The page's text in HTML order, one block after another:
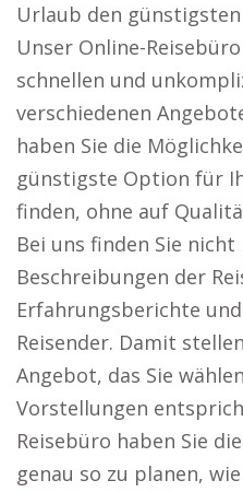
Urlaub den
Unser Online-
schnellen und
verschiedenen
haben Sie die
günstigste Option für
finden, ohne auf
Bei uns finden Sie
Beschreibungen der
Erfahrungsberichte
Reisender. Damit
Angebot, das Sie
Vorstellungen
Reisebüro haben Sie
genau so zu planen,